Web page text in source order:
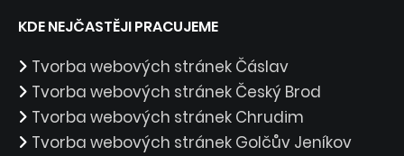
KDE NEJČASTĚJI PRACUJEME
Tvorba webových stránek Čáslav
Tvorba webových stránek Český Brod
Tvorba webových stránek Chrudim
Tvorba webových stránek Golčův Jeníkov